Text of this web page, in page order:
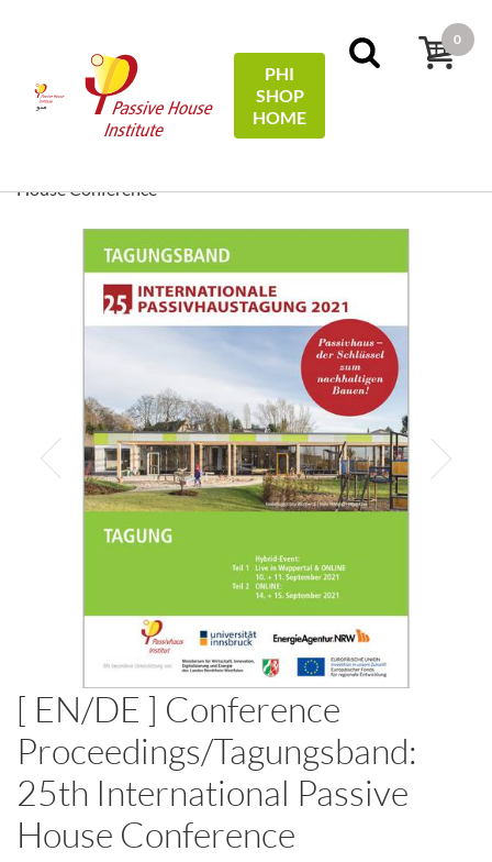
منو
PHI
SHOP
HOME
0
Conference Proceedings
[ EN/DE ] Conference
House Conference
[ EN/DE ] Conference
Proceedings/Tagungsband:
25th International Passive
House Conference